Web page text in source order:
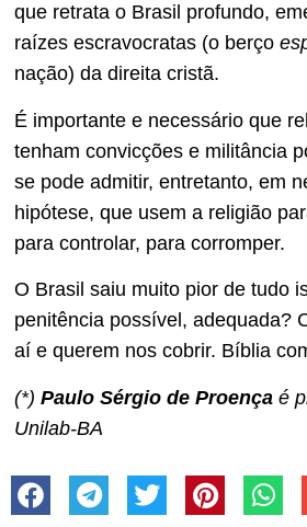
que retrata o Brasil profundo,
raízes escravocratas (o berço
nação) da direita cristã.
É importante e necessário que
tenham convicções e militância
se pode admitir, entretanto, em
hipótese, que usem a religião
para controlar, para corromper.
O Brasil saiu muito pior de tudo
penitência possível, adequada?
aí e querem nos cobrir. Bíblia
(*) Paulo Sérgio de Proença é
Unilab-BA